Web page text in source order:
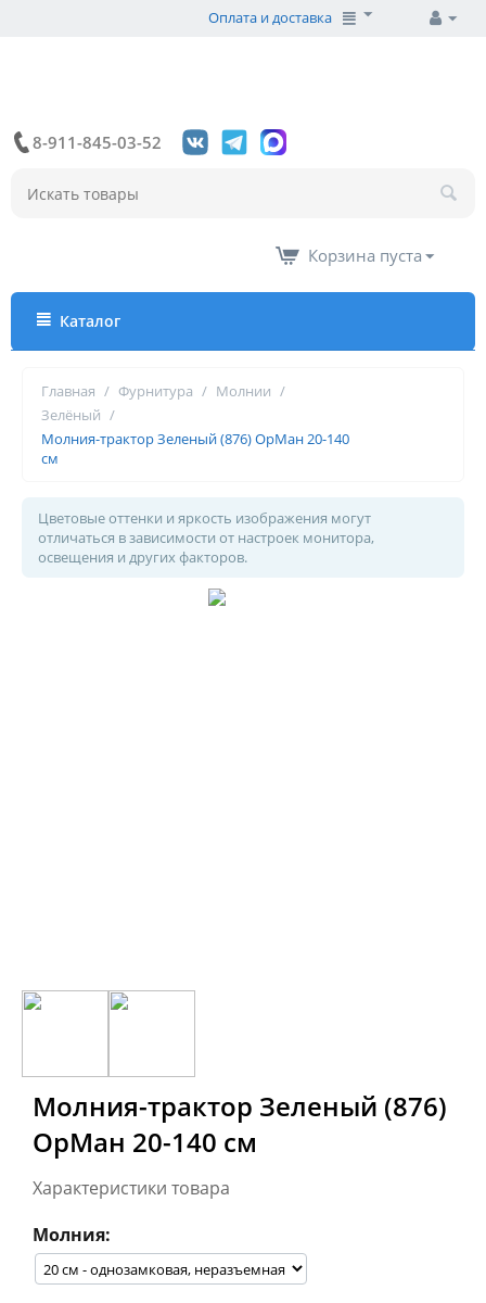
Оплата и доставка
8-911-845-03-52
Корзина пуста
Каталог
Главная / Фурнитура / Молнии /
Зелёный /
Молния-трактор Зеленый (876) ОрМан 20-140
см
Цветовые оттенки и яркость изображения могут
отличаться в зависимости от настроек монитора,
освещения и других факторов.
Молния-трактор Зеленый (876)
ОрМан 20-140 см
Характеристики товара
Молния: